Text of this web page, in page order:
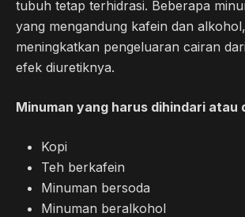
tubuh tetap terhidrasi. Beberapa
yang mengandung kafein dan
meningkatkan pengeluaran cairan
efek diuretiknya.
Minuman yang harus dihindari atau
Kopi
Teh berkafein
Minuman bersoda
Minuman beralkohol